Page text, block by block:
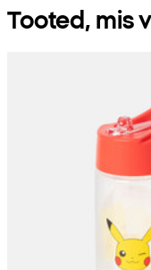
Tooted, mis